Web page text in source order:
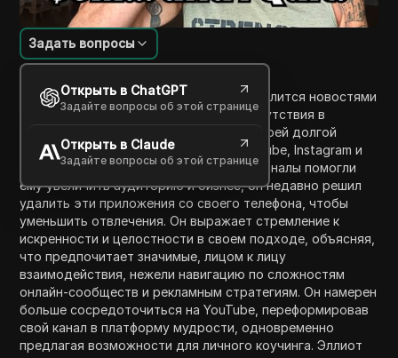
Введение в содержание
Задать вопросы
Открыть в ChatGPT
Задайте вопросы об этой странице
Открыть в Claude
Задайте вопросы об этой странице
В этом откровенном видео Ё Эллиот делится новостями
о своей жизни и эволюции своего присутствия в
социальных сетях. Он размышляет о своей долгой
карьере на таких платформах, как YouTube, Instagram и
Facebook, подчеркивая, что хотя эти каналы помогли
ему увеличить аудиторию и бизнес, он недавно решил
удалить эти приложения со своего телефона, чтобы
уменьшить отвлечения. Он выражает стремление к
искренности и целостности в своем подходе, объясняя,
что предпочитает значимые, лицом к лицу
взаимодействия, нежели навигацию по сложностям
онлайн-сообществ и рекламным стратегиям. Он намерен
больше сосредоточиться на YouTube, переформировав
свой канал в платформу мудрости, одновременно
предлагая возможности для личного коучинга. Эллиот